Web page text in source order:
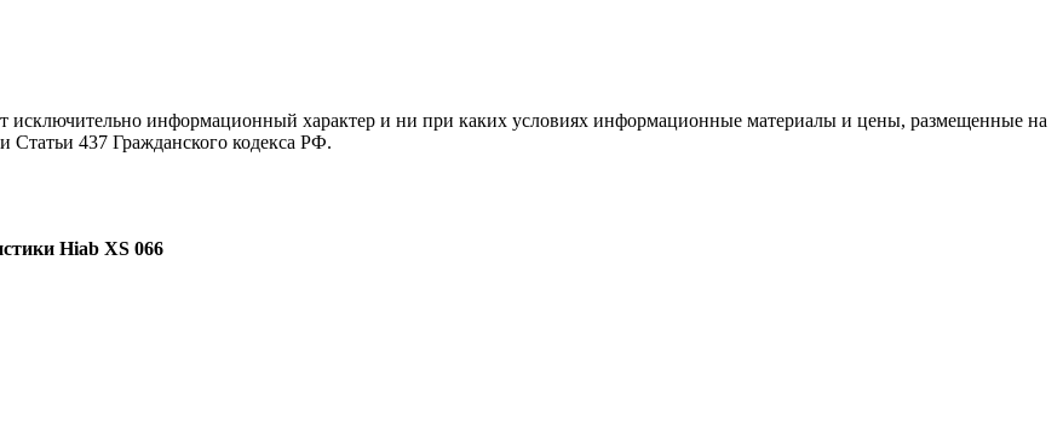
информационный характер и ни при каких условиях информационные материалы и цены, размещенные на
Статьи 437 Гражданского кодекса РФ.
Hiab XS 066